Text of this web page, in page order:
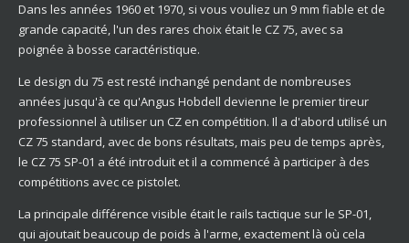
Dans les années 1960 et 1970, si vous vouliez un 9 mm fiable et de
grande capacité, l'un des rares choix était le CZ 75, avec sa
poignée à bosse caractéristique.
Le design du 75 est resté inchangé pendant de nombreuses
années jusqu'à ce qu'Angus Hobdell devienne le premier tireur
professionnel à utiliser un CZ en compétition. Il a d'abord utilisé un
CZ 75 standard, avec de bons résultats, mais peu de temps après,
le CZ 75 SP-01 a été introduit et il a commencé à participer à des
compétitions avec ce pistolet.
La principale différence visible était le rails tactique sur le SP-01,
qui ajoutait beaucoup de poids à l'arme, exactement là où cela